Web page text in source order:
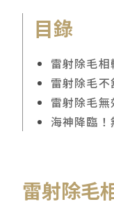
目錄
雷射除毛
雷射除毛不
雷射除毛無
海神降臨
雷射除毛